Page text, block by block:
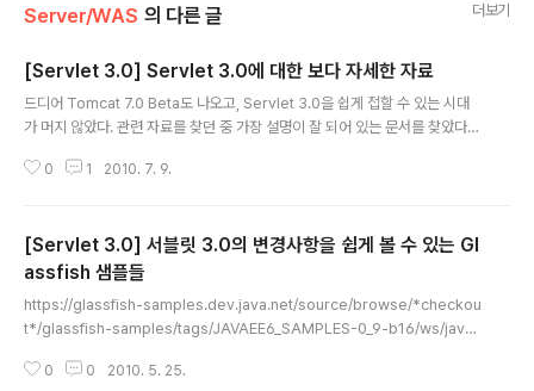
Server/WAS 의 다른 글 더보기
[Servlet 3.0] Servlet 3.0에 대한 보다 자세한 자료
드디어 Tomcat 7.0 Beta도 나오고, Servlet 3.0을 쉽게 접할 수 있는 시대
가 머지 않았다. 관련 자료를 찾던 중 가장 설명이 잘 되어 있는 문서를 찾았다.
g/mode/servlet3.0/servlet3.0-javaone09.pdf 자바 기반의 웹 개발하
0 1 2010. 7. 9.
[Servlet 3.0] 서블릿 3.0의 변경사항을 쉽게 볼 수 있는 Gl
assfish 샘플들
https://glassfish-samples.dev.java.net/source/browse/*checkou
t*/glassfish-samples/tags/JAVAEE6_SAMPLES-0_9-b16/ws/java
볼 수 있다. 좀더 뒤져보니 실제 소스는 https://glassfish-samples.dev.ja
0 0 2010. 5. 25.